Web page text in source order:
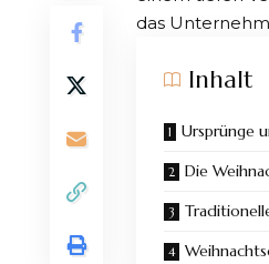
das
Inhalt
Ursprünge
Die